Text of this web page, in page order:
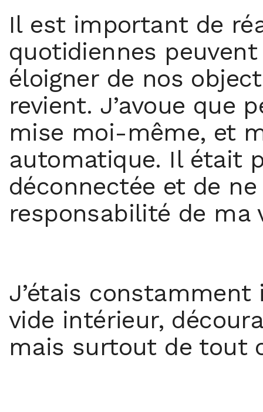
Il est important de
quotidiennes
éloigner de nos
revient. J’avoue que
mise moi-même, et
automatique. Il était
déconnectée et de
responsabilité de ma
J’étais
vide intérieur,
mais surtout de tout